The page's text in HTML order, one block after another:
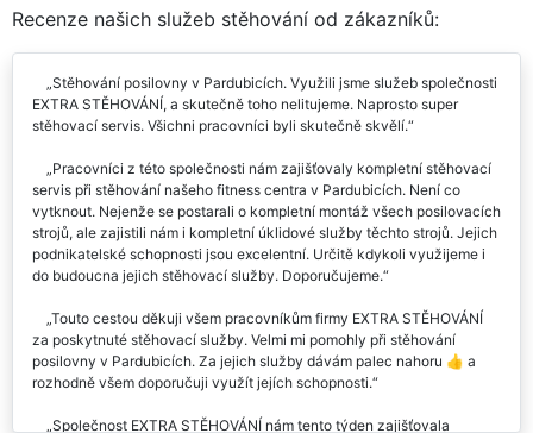
Recenze našich služeb stěhování od zákazníků:
Stěhování posilovny v Pardubicích. Využili jsme služeb společnosti
EXTRA STĚHOVÁNÍ, a skutečně toho nelitujeme. Naprosto super
stěhovací servis. Všichni pracovníci byli skutečně skvělí.
Pracovníci z této společnosti nám zajišťovaly kompletní stěhovací
servis při stěhování našeho fitness centra v Pardubicích. Není co
vytknout. Nejenže se postarali o kompletní montáž všech posilovacích
strojů, ale zajistili nám i kompletní úklidové služby těchto strojů. Jejich
podnikatelské schopnosti jsou excelentní. Určitě kdykoli využijeme i
do budoucna jejich stěhovací služby. Doporučujeme.
Touto cestou děkuji všem pracovníkům firmy EXTRA STĚHOVÁNÍ
za poskytnuté stěhovací služby. Velmi mi pomohly při stěhování
posilovny v Pardubicích. Za jejich služby dávám palec nahoru 👍 a
rozhodně všem doporučuji využít jejích schopnosti.
Společnost EXTRA STĚHOVÁNÍ nám tento týden zajišťovala